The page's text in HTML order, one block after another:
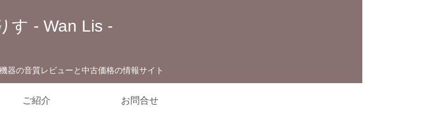
す - Wan Lis -
器の音質レビューと中古価格の情報サイト
ご紹介 お問合せ